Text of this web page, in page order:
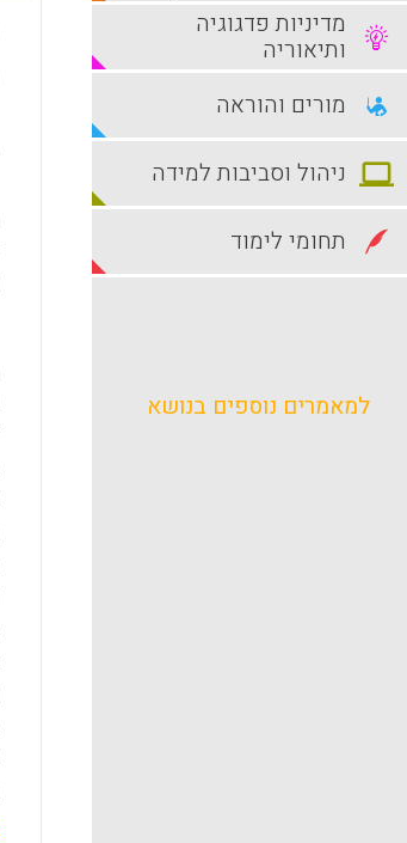
מדיניות פדגוגיה
ותיאוריה
מורים והוראה
ניהול וסביבות למידה
תחומי לימוד
למאמרים נוספים בנושא